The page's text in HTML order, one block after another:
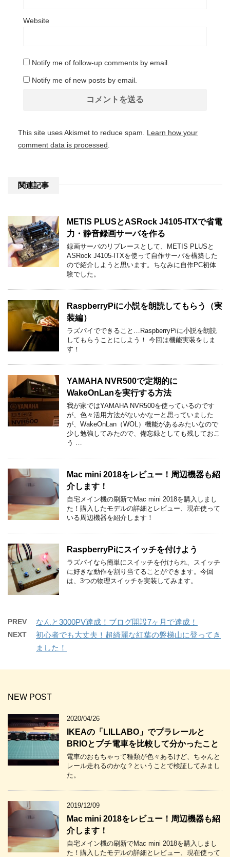
Website
Notify me of follow-up comments by email.
Notify me of new posts by email.
This site uses Akismet to reduce spam. Learn how your
comment data is processed
関連記事
METIS PLUSとASRock J4105-ITXで省電
力・静音録画サーバを作る
録画サーバのリプレースとして、METIS PLUSと
ASRock J4105-ITXを使って自作サーバを構築した
ので紹介しようと思います。ちなみに自作PC初体
験でした。
RaspberryPiに小説を朗読してもらう（実
装編）
ラズパイでできること…RaspberryPiに小説を朗読
してもらうことにしよう！ 今回は機能実装をしま
す！
YAMAHA NVR500で定期的に
WakeOnLanを実行する方法
我が家ではYAMAHA NVR500を使っているのです
が、色々活用方法がないかなーと思っていました
が、WakeOnLan（WOL）機能があるみたいなので
少し勉強してみたので、備忘録としても残しておこ
う …
Mac mini 2018をレビュー！周辺機器も紹
介します！
自宅メイン機の刷新でMac mini 2018を購入しまし
た！購入したモデルの詳細とレビュー、現在使って
いる周辺機器を紹介します！
RaspberryPiにスイッチを付けよう
ラズパイなら簡単にスイッチを付けられ、スイッチ
に好きな動作を割り当てることができます。今回
は、3つの物理スイッチを実装してみます。
PREV なんと3000PV達成！ブログ開設7ヶ月で達成！
NEXT
初心者でも大丈夫！超綺麗な紅葉の磐梯山に登ってき
ました！
NEW POST
2020/04/26
IKEAの「LILLABO」でプラレールと
BRIOとプチ電車を比較して分かったこと
電車のおもちゃって種類が色々あるけど、ちゃんと
レール走れるのかな？ということで検証してみまし
た。
2019/12/09
Mac mini 2018をレビュー！周辺機器も紹
介します！
自宅メイン機の刷新でMac mini 2018を購入しまし
た！購入したモデルの詳細とレビュー、現在使って